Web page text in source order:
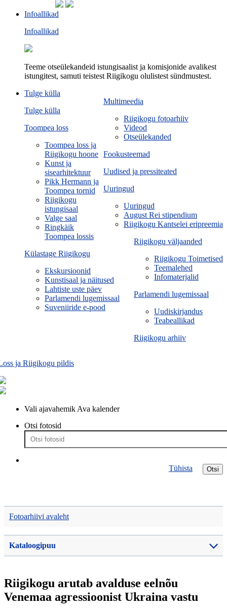
Infoallikad
Infoallikad
Teeme otseülekandeid istungisaalist ja komisjonide avalikest
istungitest, samuti teistest Riigikogu olulistest sündmustest.
Multimeedia
Riigikogu fotoarhiiv
Videod
Otseülekanded
Fookusteemad
Uudised ja pressiteated
Uuringud
Uuringud
August Rei stipendium
Riigikogu Kantselei eripreemia
Riigikogu väljaanded
Riigikogu Toimetised
Teemalehed
Infomaterjalid
Parlamendi lugemissaal
Uudiskirjandus
Teabeallikad
Riigikogu arhiiv
Tulge külla
Tulge külla
Toompea loss
Toompea loss ja
Riigikogu hoone
Kunst ja
sisearhitektuur
Pikk Hermann ja
Toompea tornid
Riigikogu
istungisaal
Valge saal
Ringkäik
Toompea lossis
Külastage Riigikogu
Ekskursioonid
Kunstisaal ja näitused
Lahtiste uste päev
Parlamendi lugemissaal
Suveniiride e-pood
ja Riigikogu pildis
Vali ajavahemik Ava kalender
Otsi fotosid
Otsi
Tühista
Fotoarhiivi avaleht
Kataloogipuu
Riigikogu arutab avalduse eelnõu
Venemaa agressioonist Ukraina vastu